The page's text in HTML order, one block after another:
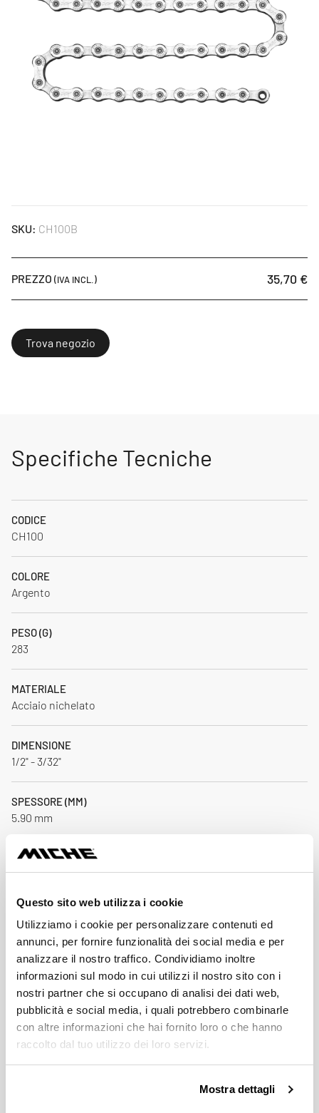
Questo sito web utilizza i cookie
Utilizziamo i cookie per personalizzare contenuti ed
annunci, per fornire funzionalità dei social media e per
analizzare il nostro traffico. Condividiamo inoltre
informazioni sul modo in cui utilizzi il nostro sito con i
nostri partner che si occupano di analisi dei dati web,
pubblicità e social media, i quali potrebbero combinarle
con altre informazioni che hai fornito loro o che hanno
raccolto dal tuo utilizzo dei loro servizi.
Mostra dettagli
SKU: CH100B
PREZZO (IVA INCL.) 35,70 €
Trova negozio
Specifiche Tecniche
CODICE
CH100
COLORE
Argento
PESO (G)
283
MATERIALE
Acciaio nichelato
DIMENSIONE
1/2" - 3/32"
SPESSORE (MM)
5.90 mm
COMPATIBILITÀ
CA / SH
116
Download
Listino Prezzi 2026
pdf 2.8MB